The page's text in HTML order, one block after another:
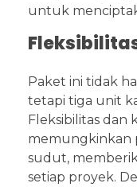
untuk
Paket ini tidak
tetapi tiga unit
Fleksibilitas dan
memungkinkan
sudut,
setiap proyek.